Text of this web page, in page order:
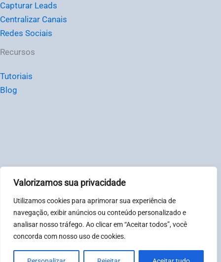
Valorizamos sua privacidade
Utilizamos cookies para aprimorar sua experiência de
navegação, exibir anúncios ou conteúdo personalizado e
analisar nosso tráfego. Ao clicar em “Aceitar todos”, você
concorda com nosso uso de cookies.
Capturar Leads
Centralizar Canais
Redes Sociais
Recursos
Tutoriais
Blog
© Chat2Desk Brasil – CNPJ: 31081317000123
Política de privacidade|Termos
Horário de atendimento: Segunda à sexta-feira, das 08:00
às 18:00. Sábados e Domingos das 08:00 às 12:00.